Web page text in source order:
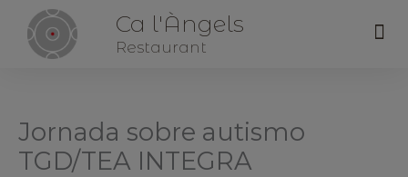
Ca l'Àngels
Restaurant
Jornada sobre autismo
TGD/TEA INTEGRA